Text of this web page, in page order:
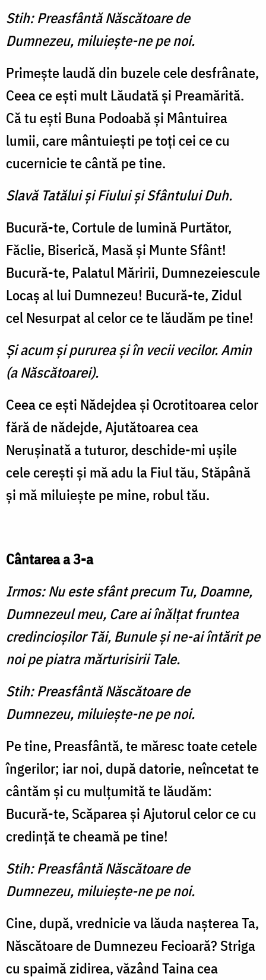
Stih: Preasfântă Născătoare de
Dumnezeu, miluieşte-ne pe noi.
Primeşte laudă din buzele cele desfrânate,
Ceea ce eşti mult Lăudată şi Preamărită.
Că tu eşti Buna Podoabă şi Mântuirea
lumii, care mântuieşti pe toţi cei ce cu
cucernicie te cântă pe tine.
Slavă Tatălui şi Fiului şi Sfântului Duh.
Bucură-te, Cortule de lumină Purtător,
Făclie, Biserică, Masă şi Munte Sfânt!
Bucură-te, Palatul Măririi, Dumnezeiescule
Locaş al lui Dumnezeu! Bucură-te, Zidul
cel Nesurpat al celor ce te lăudăm pe tine!
Și acum şi pururea şi în vecii vecilor. Amin
(a Născătoarei).
Ceea ce eşti Nădejdea şi Ocrotitoarea celor
fără de nădejde, Ajutătoarea cea
Neruşinată a tuturor, deschide-mi uşile
cele cereşti şi mă adu la Fiul tău, Stăpână
şi mă miluieşte pe mine, robul tău.
Cântarea a 3-a
Irmos: Nu este sfânt precum Tu, Doamne,
Dumnezeul meu, Care ai înălţat fruntea
credincioşilor Tăi, Bunule şi ne-ai întărit pe
noi pe piatra mărturisirii Tale.
Stih: Preasfântă Născătoare de
Dumnezeu, miluieşte-ne pe noi.
Pe tine, Preasfântă, te măresc toate cetele
îngerilor; iar noi, după datorie, neîncetat te
cântăm şi cu mulţumită te lăudăm:
Bucură-te, Scăparea şi Ajutorul celor ce cu
credinţă te cheamă pe tine!
Stih: Preasfântă Născătoare de
Dumnezeu, miluieşte-ne pe noi.
Cine, după, vrednicie va lăuda naşterea Ta,
Născătoare de Dumnezeu Fecioară? Striga
cu spaimă zidirea, văzând Taina cea